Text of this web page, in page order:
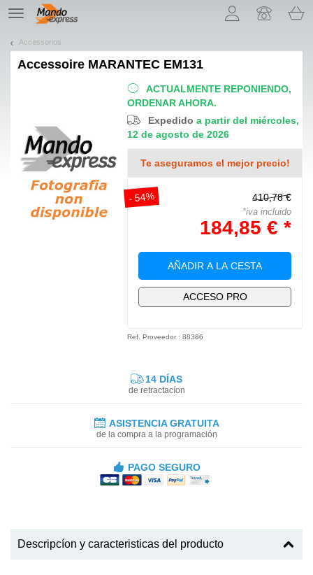
TE
navigation
Accessorios
Accessoire MARANTEC EM131
ACTUALMENTE REPONIENDO,
ORDENAR AHORA.
Expedidoa partir del miércoles,
12 de agosto de 2026
Te aseguramos el mejor precio!
- 54% 410,78 €
*iva incluido
184,85 € *
AÑADIR A LA CESTA
ACCESO PRO
Ref. Proveedor : 88386
14 DÍAS
de retractacíon
ASISTENCIA GRATUITA
de la compra a la programación
PAGO SEGURO
Descripcíon y caracteristicas del producto
¡Permítenos presentarte nuestras cookies!